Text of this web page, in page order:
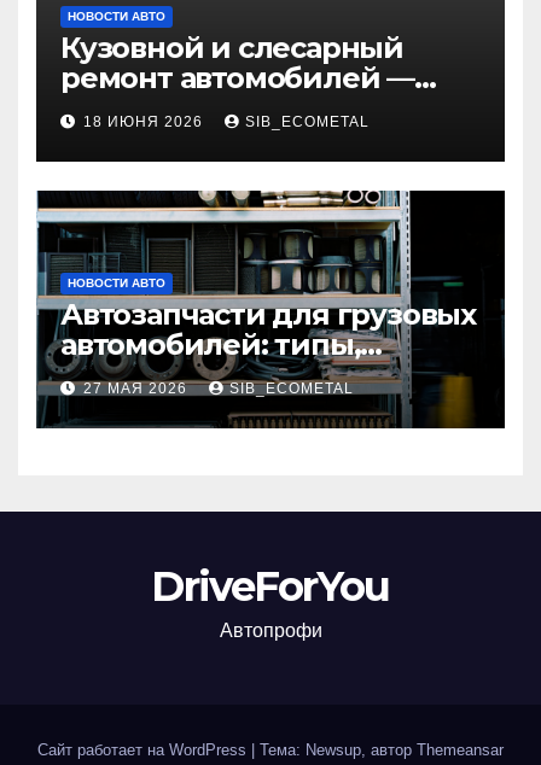
НОВОСТИ АВТО
Кузовной и слесарный
ремонт автомобилей —
наличие оригинальных
запчастей и типичные
сроки выполнения работ
18 ИЮНЯ 2026 SIB_ECOMETAL
НОВОСТИ АВТО
Автозапчасти для грузовых
автомобилей: типы,
совместимость и критерии
подбора
27 МАЯ 2026 SIB_ECOMETAL
DriveForYou
Автопрофи
Сайт работает на WordPress Тема: Newsup, автор Themeansar